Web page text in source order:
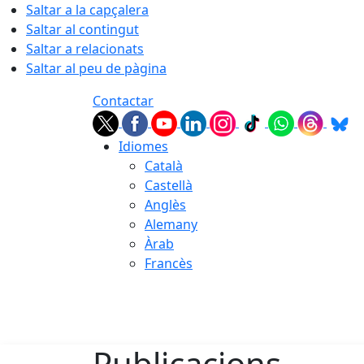
Saltar a la capçalera
Saltar al contingut
Saltar a relacionats
Saltar al peu de pàgina
Contactar
Idiomes
Català
Castellà
Anglès
Alemany
Àrab
Francès